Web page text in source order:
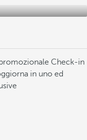
Check-in
in uno ed